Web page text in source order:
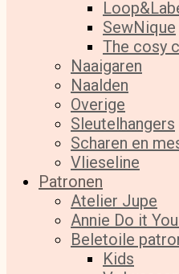
SewNique
The cosy
Naaigaren
Naalden
Overige
Sleutelhangers
Scharen en
Vlieseline
Patronen
Atelier Jupe
Annie Do it
Beletoile
Kids